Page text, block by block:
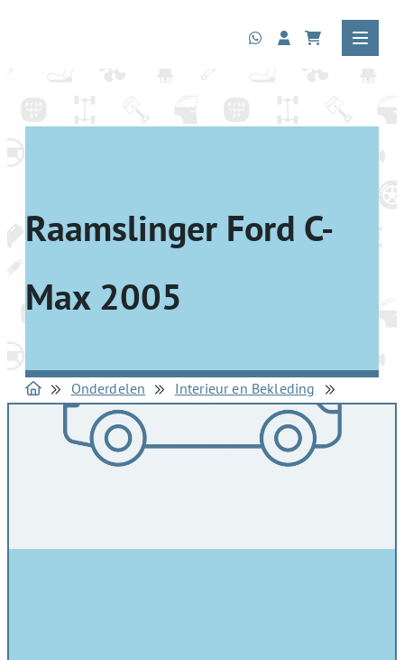
Raamslinger Ford C-
Max 2005
Onderdelen
Interieur en Bekleding
Raamslingers